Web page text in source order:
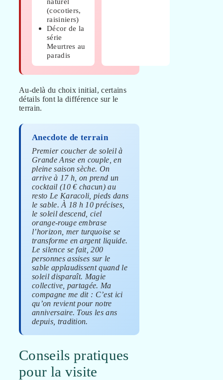
(cocotiers,
raisiniers)
Décor de la
série
Meurtres au
paradis
Au-delà du choix initial, certains
détails font la différence sur le
terrain.
Anecdote de terrain
Premier coucher de soleil à
Grande Anse en couple, en
pleine saison sèche. On
arrive à 17 h, on prend un
cocktail (10 € chacun) au
resto Le Karacoli, pieds dans
le sable. À 18 h 10 précises,
le soleil descend, ciel
orange-rouge embrase
l’horizon, mer turquoise se
transforme en argent liquide.
Le silence se fait, 200
personnes assises sur le
sable applaudissent quand le
soleil disparaît. Magie
collective, partagée. Ma
compagne me dit : C’est ici
qu’on revient pour notre
anniversaire. Tous les ans
depuis, tradition.
Conseils pratiques
pour la visite